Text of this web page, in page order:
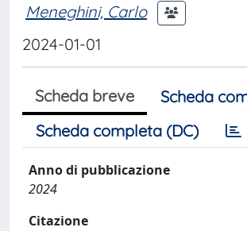
Meneghini, Carlo
2024-01-01
Scheda breve
Scheda
Scheda completa (DC)
Anno di pubblicazione
2024
Citazione